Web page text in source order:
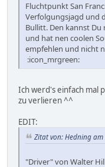
Fluchtpunkt San
Verfolgungsjagd und
Bullitt. Den kannst Du
und hat nen coolen
empfehlen und nicht
:icon_mrgreen:
Ich werd's einfach mal
zu verlieren ^^
EDIT:
Zitat von: Hedning am
"Driver" von Walter